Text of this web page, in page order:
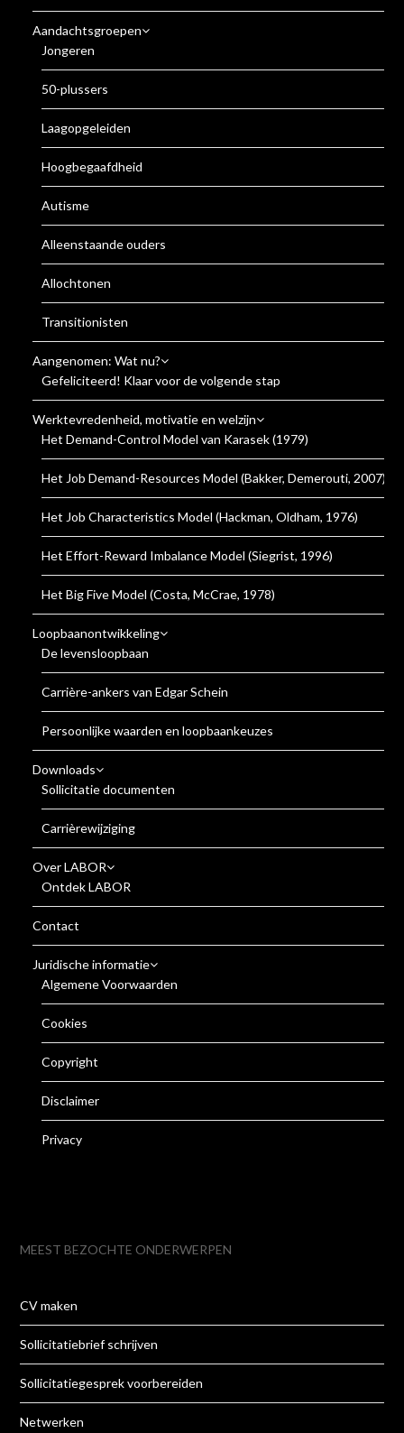
Aandachtsgroepen
Jongeren
50-plussers
Laagopgeleiden
Hoogbegaafdheid
Autisme
Alleenstaande ouders
Allochtonen
Transitionisten
Aangenomen: Wat nu?
Gefeliciteerd! Klaar voor de volgende stap
Werktevredenheid, motivatie en welzijn
Het Demand-Control Model van Karasek (1979)
Het Job Demand-Resources Model (Bakker, Demerouti, 2007)
Het Job Characteristics Model (Hackman, Oldham, 1976)
Het Effort-Reward Imbalance Model (Siegrist, 1996)
Het Big Five Model (Costa, McCrae, 1978)
Loopbaanontwikkeling
De levensloopbaan
Carrière-ankers van Edgar Schein
Persoonlijke waarden en loopbaankeuzes
Downloads
Sollicitatie documenten
Carrièrewijziging
Over LABOR
Ontdek LABOR
Contact
Juridische informatie
Algemene Voorwaarden
Cookies
Copyright
Disclaimer
Privacy
MEEST BEZOCHTE ONDERWERPEN
CV maken
Sollicitatiebrief schrijven
Sollicitatiegesprek voorbereiden
Netwerken